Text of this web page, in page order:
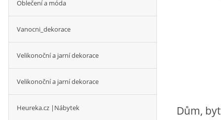
Dům,
Oblečení a móda
Vanocni_dekorace
Velikonoční a jarní dekorace
Velikonoční a jarní dekorace
Heureka.cz |Nábytek